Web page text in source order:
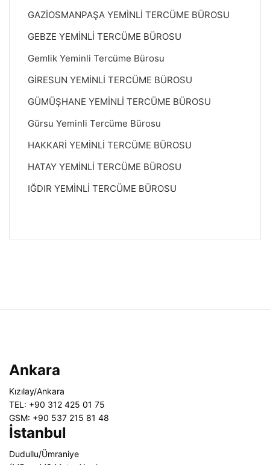
GAZİOSMANPAŞA YEMİNLİ TERCÜME BÜROSU
GEBZE YEMİNLİ TERCÜME BÜROSU
Gemlik Yeminli Tercüme Bürosu
GİRESUN YEMİNLİ TERCÜME BÜROSU
GÜMÜŞHANE YEMİNLİ TERCÜME BÜROSU
Gürsu Yeminli Tercüme Bürosu
HAKKARİ YEMİNLİ TERCÜME BÜROSU
HATAY YEMİNLİ TERCÜME BÜROSU
IĞDIR YEMİNLİ TERCÜME BÜROSU
Ankara
Kızılay/Ankara
TEL: +90 312 425 01 75
GSM: +90 537 215 81 48
İstanbul
Dudullu/Ümraniye